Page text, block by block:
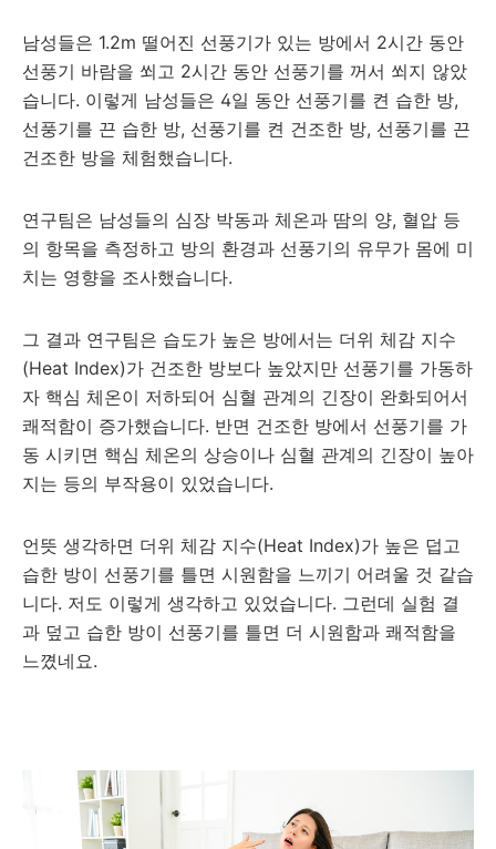
남성들은 1.2m 떨어진 선풍기가 있는 방에서 2시간 동안
선풍기 바람을 쐬고 2시간 동안 선풍기를 꺼서 쐬지 않았
습니다. 이렇게 남성들은 4일 동안 선풍기를 켠 습한 방,
선풍기를 끈 습한 방, 선풍기를 켠 건조한 방, 선풍기를 끈
건조한 방을 체험했습니다.
연구팀은 남성들의 심장 박동과 체온과 땀의 양, 혈압 등
의 항목을 측정하고 방의 환경과 선풍기의 유무가 몸에 미
치는 영향을 조사했습니다.
그 결과 연구팀은 습도가 높은 방에서는 더위 체감 지수
(Heat Index)가 건조한 방보다 높았지만 선풍기를 가동하
자 핵심 체온이 저하되어 심혈 관계의 긴장이 완화되어서
쾌적함이 증가했습니다. 반면 건조한 방에서 선풍기를 가
동 시키면 핵심 체온의 상승이나 심혈 관계의 긴장이 높아
지는 등의 부작용이 있었습니다.
언뜻 생각하면 더위 체감 지수(Heat Index)가 높은 덥고
습한 방이 선풍기를 틀면 시원함을 느끼기 어려울 것 같습
니다. 저도 이렇게 생각하고 있었습니다. 그런데 실험 결
과 덮고 습한 방이 선풍기를 틀면 더 시원함과 쾌적함을
느꼈네요.